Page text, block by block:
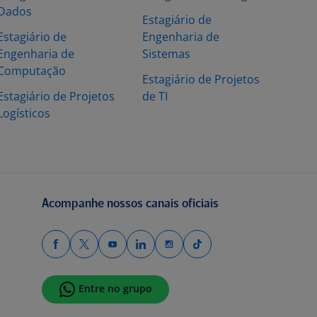
de
de
de Projetos
Estagiário de
Engenharia de
Sistemas
Estagiário de Projetos
de TI
Acompanhe nossos canais oficiais
Entre no grupo